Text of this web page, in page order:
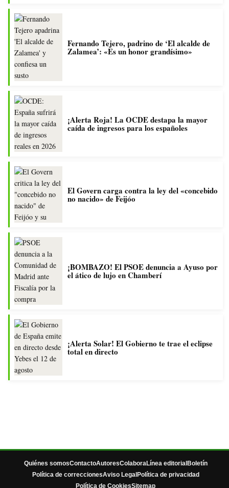
Fernando Tejero, padrino de ‘El alcalde de
Zalamea’: «Es un honor grandísimo»
¡Alerta Roja! La OCDE destapa la mayor
caída de ingresos para los españoles
El Govern carga contra la ley del «concebido
no nacido» de Feijóo
¡BOMBAZO! El PSOE denuncia a Ayuso por
el ático de lujo en Chamberí
¡Alerta Solar! El Gobierno te trae el eclipse
total en directo
Quiénes somosContactoAutoresColaboraLínea editorial Boletín
Política de correccionesAviso Legal Política de privacidad
Política de CookiesSitemap